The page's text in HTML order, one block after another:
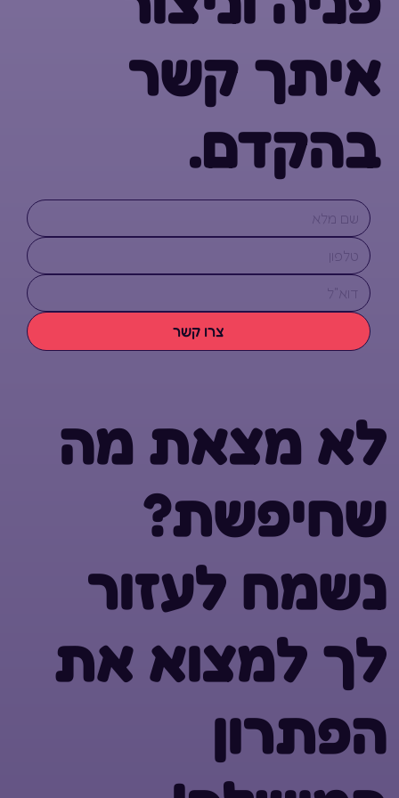
לא מצאת מה
שחיפשת?
נשמח לעזור
לך למצוא את
הפתרון
איתך קשר
בהקדם.
צרו קשר